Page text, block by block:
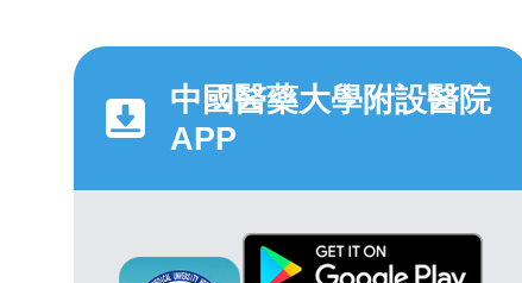
中國醫藥大學附設醫院
APP